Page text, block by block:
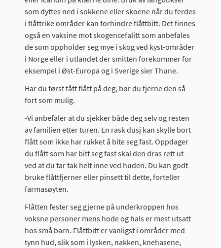
som dyttes ned i sokkene eller skoene når du ferdes
i flåttrike områder kan forhindre flåttbitt. Det finnes
også en vaksine mot skogencefalitt som anbefales
de som oppholder seg mye i skog ved kyst-områder
i Norge eller i utlandet der smitten forekommer for
eksempel i Øst-Europa og i Sverige sier Thune.
Har du først fått flått på deg, bør du fjerne den så
fort som mulig.
-Vi anbefaler at du sjekker både deg selv og resten
av familien etter turen. En rask dusj kan skylle bort
flått som ikke har rukket å bite seg fast. Oppdager
du flått som har bitt seg fast skal den dras rett ut
ved at du tar tak helt inne ved huden. Du kan godt
bruke flåttfjerner eller pinsett til dette, forteller
farmasøyten.
Flåtten fester seg gjerne på underkroppen hos
voksne personer mens hode og hals er mest utsatt
hos små barn. Flåttbitt er vanligst i områder med
tynn hud, slik som i lysken, nakken, knehasene,